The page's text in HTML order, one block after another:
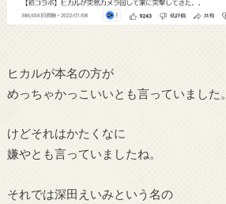
ヒカルが本名の方が
めっちゃかっこいいとも言っていました。
けどそれはかたくなに
嫌やとも言っていましたね。
それでは深田えいみという名の